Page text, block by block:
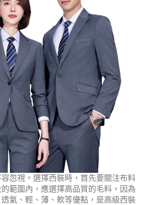
忽視。選擇西裝時，首先要關注布料
範圍內，應選擇高品質的毛料，因為
氣、輕、薄、軟等優點，是高級西裝